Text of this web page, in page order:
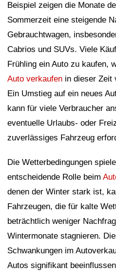
Beispiel zeigen die Monate
Sommerzeit eine steigende
Gebrauchtwagen,
Cabrios und SUVs. Viele
Frühling ein Auto zu kaufen,
Auto verkaufen in dieser Zeit
Ein Umstieg auf ein neues
kann für viele Verbraucher
eventuelle Urlaubs- oder
zuverlässiges Fahrzeug
Die Wetterbedingungen
entscheidende Rolle beim
denen der Winter stark ist,
Fahrzeugen, die für kalte
beträchtlich weniger
Wintermonate stagnieren.
Schwankungen im
Autos signifikant